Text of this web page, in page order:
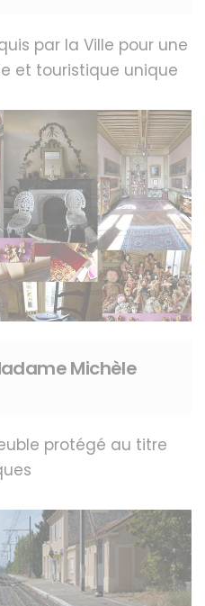
par la Ville pour une
et touristique unique
Michèle
protégé au titre